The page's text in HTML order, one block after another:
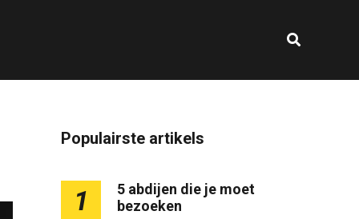
Populairste artikels
1
5 abdijen die je moet
bezoeken